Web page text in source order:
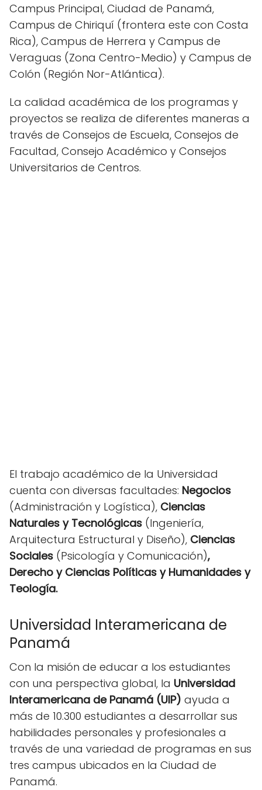
Campus Principal, Ciudad de Panamá,
Campus de Chiriquí (frontera este con Costa
Rica), Campus de Herrera y Campus de
Veraguas (Zona Centro-Medio) y Campus de
Colón (Región Nor-Atlántica).
La calidad académica de los programas y
proyectos se realiza de diferentes maneras a
través de Consejos de Escuela, Consejos de
Facultad, Consejo Académico y Consejos
Universitarios de Centros.
El trabajo académico de la Universidad
cuenta con diversas facultades: Negocios
(Administración y Logística), Ciencias
Naturales y Tecnológicas (Ingeniería,
Arquitectura Estructural y Diseño), Ciencias
Sociales (Psicología y Comunicación),
Derecho y Ciencias Políticas y Humanidades y
Teología.
Universidad Interamericana de
Panamá
Con la misión de educar a los estudiantes
con una perspectiva global, la Universidad
Interamericana de Panamá (UIP) ayuda a
más de 10.300 estudiantes a desarrollar sus
habilidades personales y profesionales a
través de una variedad de programas en sus
tres campus ubicados en la Ciudad de
Panamá.